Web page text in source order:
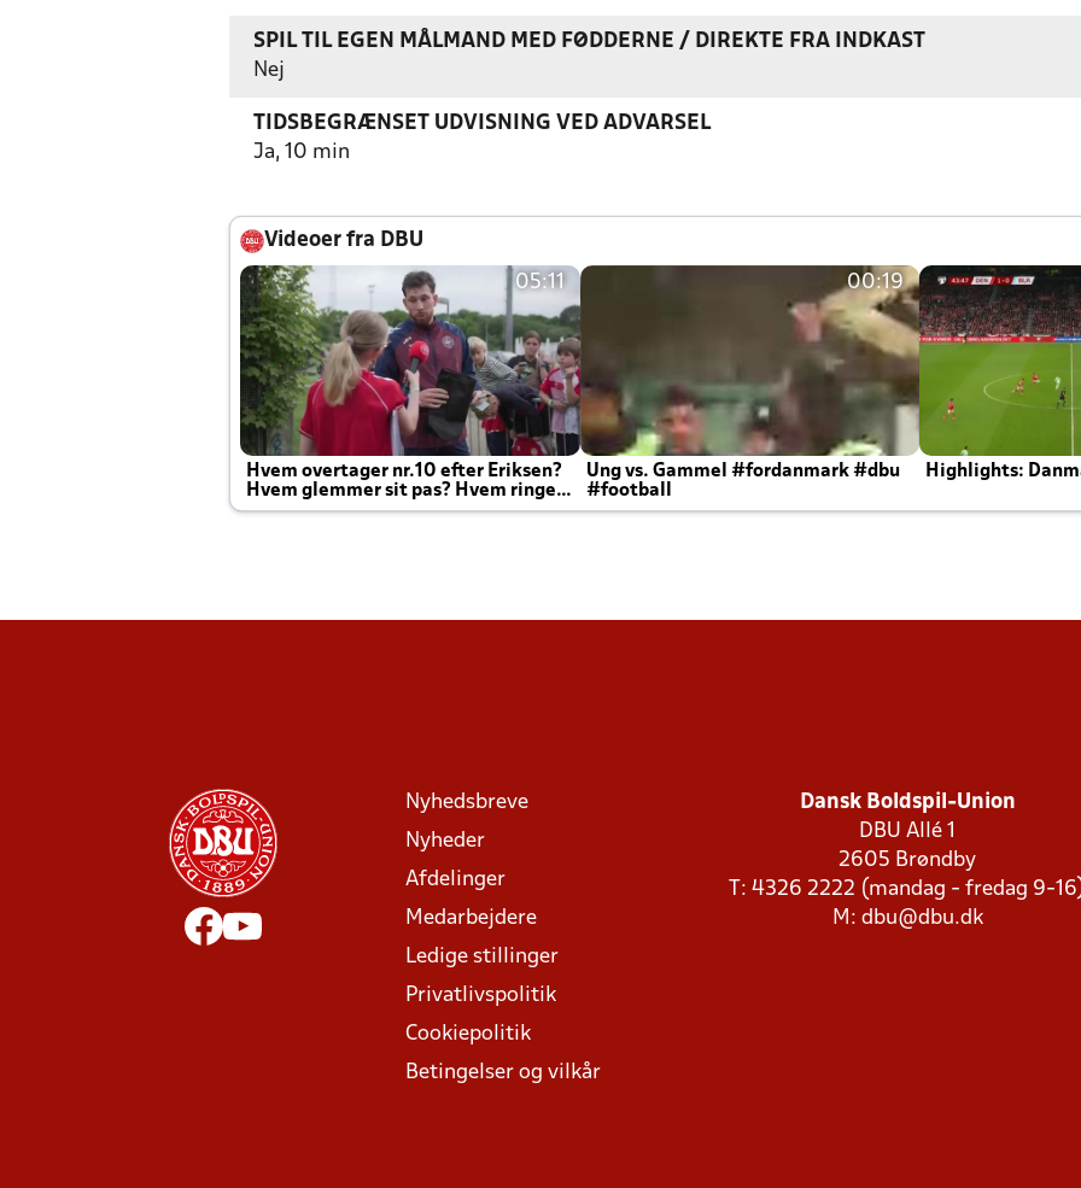
SPIL TIL EGEN MÅLMAND MED FØDDERNE / DIREKTE FRA INDKAST
Nej
TIDSBEGRÆNSET UDVISNING VED ADVARSEL
Ja, 10 min
Videoer fra DBU
05:11
Hvem overtager nr.10 efter Eriksen?
Hvem glemmer sit pas? Hvem ringer
Joachim altid til efter kampe?
00:19
Ung vs. Gammel #fordanmark #dbu
#football
Highlights:
Nyhedsbreve
Nyheder
Afdelinger
Medarbejdere
Ledige stillinger
Privatlivspolitik
Cookiepolitik
Betingelser og vilkår
Dansk Boldspil-Union
DBU Allé 1
2605 Brøndby
T: 4326 2222 (mandag - fredag 9-
M: dbu@dbu.dk